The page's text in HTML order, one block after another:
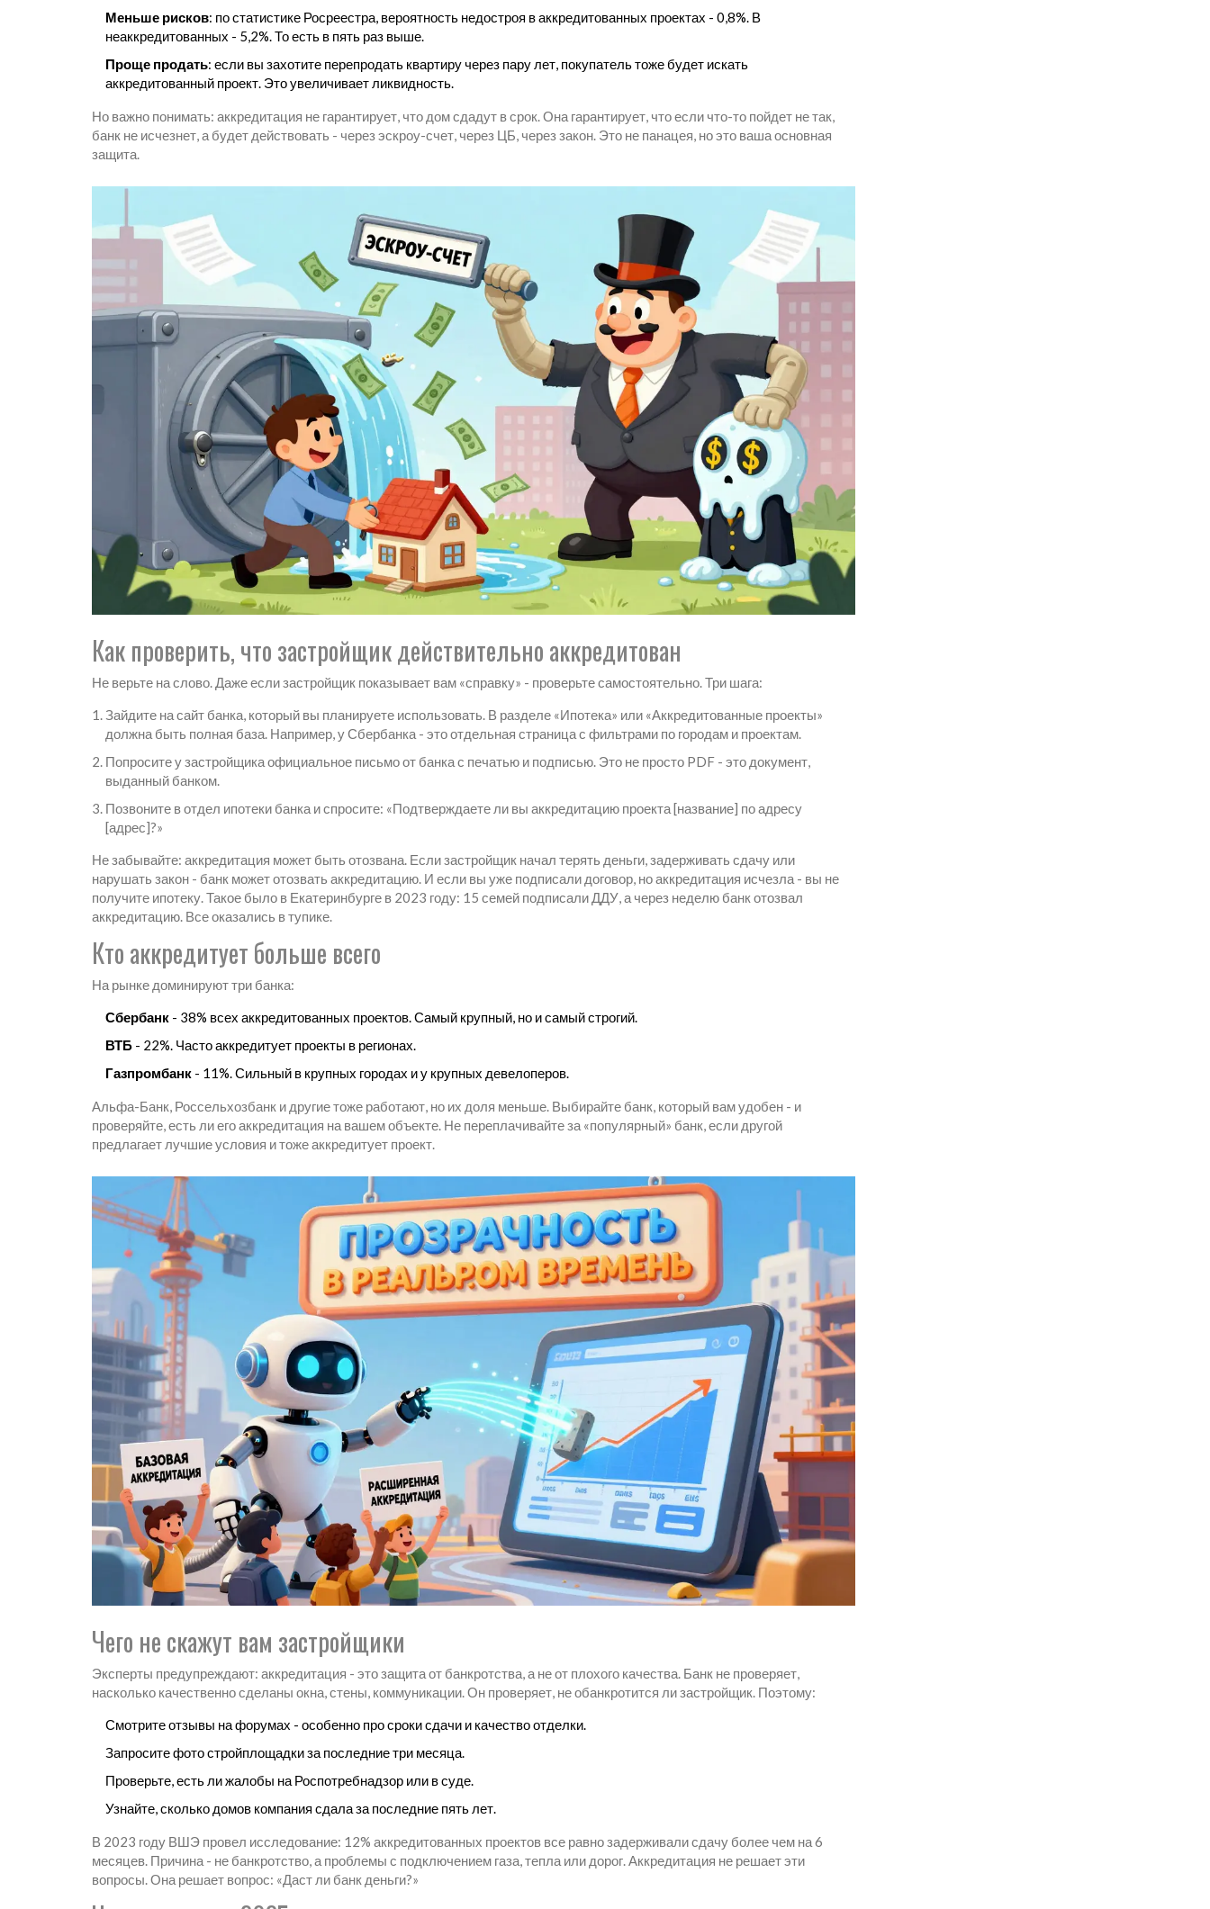
Меньше рисков: по статистике Росреестра, вероятность недостроя в аккредитованных проектах - 0,8%. В
неаккредитованных - 5,2%. То есть в пять раз выше.
Проще продать: если вы захотите перепродать квартиру через пару лет, покупатель тоже будет искать
аккредитованный проект. Это увеличивает ликвидность.
Но важно понимать: аккредитация не гарантирует, что дом сдадут в срок. Она гарантирует, что если что-то пойдет не так,
банк не исчезнет, а будет действовать - через эскроу-счет, через ЦБ, через закон. Это не панацея, но это ваша основная
защита.
Как проверить, что застройщик действительно аккредитован
Не верьте на слово. Даже если застройщик показывает вам «справку» - проверьте самостоятельно. Три шага:
Зайдите на сайт банка, который вы планируете использовать. В разделе «Ипотека» или «Аккредитованные проекты»
должна быть полная база. Например, у Сбербанка - это отдельная страница с фильтрами по городам и проектам.
Попросите у застройщика официальное письмо от банка с печатью и подписью. Это не просто PDF - это документ,
выданный банком.
Позвоните в отдел ипотеки банка и спросите: «Подтверждаете ли вы аккредитацию проекта [название] по адресу
[адрес]?»
Не забывайте: аккредитация может быть отозвана. Если застройщик начал терять деньги, задерживать сдачу или
нарушать закон - банк может отозвать аккредитацию. И если вы уже подписали договор, но аккредитация исчезла - вы не
получите ипотеку. Такое было в Екатеринбурге в 2023 году: 15 семей подписали ДДУ, а через неделю банк отозвал
аккредитацию. Все оказались в тупике.
Кто аккредитует больше всего
На рынке доминируют три банка:
Сбербанк - 38% всех аккредитованных проектов. Самый крупный, но и самый строгий.
ВТБ - 22%. Часто аккредитует проекты в регионах.
Газпромбанк - 11%. Сильный в крупных городах и у крупных девелоперов.
Альфа-Банк, Россельхозбанк и другие тоже работают, но их доля меньше. Выбирайте банк, который вам удобен - и
проверяйте, есть ли его аккредитация на вашем объекте. Не переплачивайте за «популярный» банк, если другой
предлагает лучшие условия и тоже аккредитует проект.
Чего не скажут вам застройщики
Эксперты предупреждают: аккредитация - это защита от банкротства, а не от плохого качества. Банк не проверяет,
насколько качественно сделаны окна, стены, коммуникации. Он проверяет, не обанкротится ли застройщик. Поэтому:
Смотрите отзывы на форумах - особенно про сроки сдачи и качество отделки.
Запросите фото стройплощадки за последние три месяца.
Проверьте, есть ли жалобы на Роспотребнадзор или в суде.
Узнайте, сколько домов компания сдала за последние пять лет.
В 2023 году ВШЭ провел исследование: 12% аккредитованных проектов все равно задерживали сдачу более чем на 6
месяцев. Причина - не банкротство, а проблемы с подключением газа, тепла или дорог. Аккредитация не решает эти
вопросы. Она решает вопрос: «Даст ли банк деньги?»